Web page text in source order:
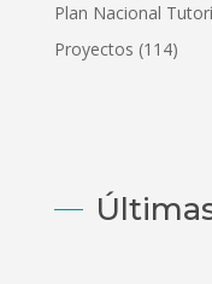
Plan Nacional
Proyectos (114)